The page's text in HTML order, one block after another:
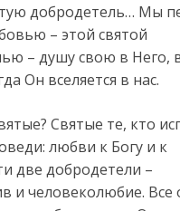
добродетель… Мы
– этой святой
– душу свою в Него,
Он вселяется в нас.
Святые те, кто
любви к Богу и к
две добродетели –
и человеколюбие. Все